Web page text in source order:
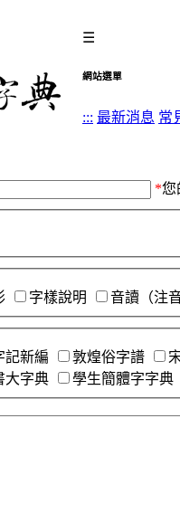
☰
網站選單
::: 最新消息 常
*您
字樣說明 音讀（注
記新編 敦煌俗字譜
大字典 學生簡體字字典